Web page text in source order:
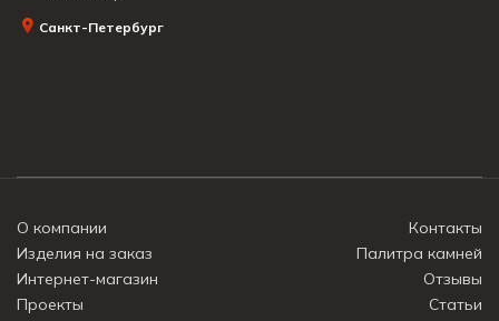
Санкт-Петербург
О компании
Контакты
Изделия на заказ
Палитра камней
Интернет-магазин
Отзывы
Проекты
Статьи